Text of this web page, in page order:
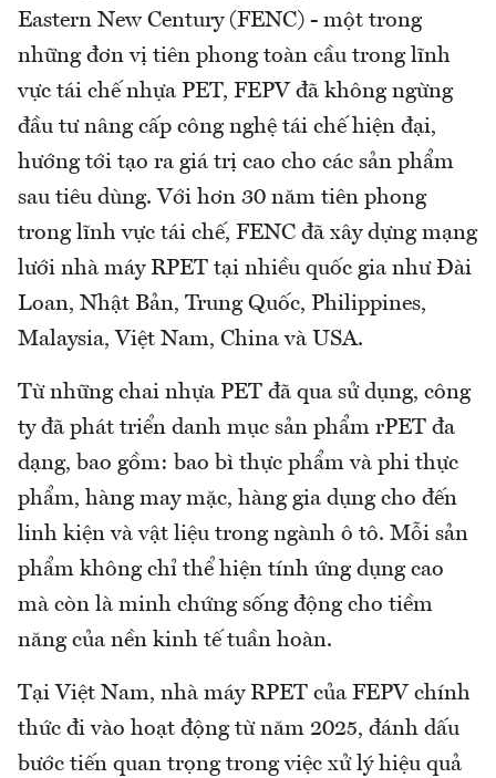
Eastern New Century (FENC) - một trong
những đơn vị tiên phong toàn cầu trong lĩnh
vực tái chế nhựa PET, FEPV đã không ngừng
đầu tư nâng cấp công nghệ tái chế hiện đại,
hướng tới tạo ra giá trị cao cho các sản phẩm
sau tiêu dùng. Với hơn 30 năm tiên phong
trong lĩnh vực tái chế, FENC đã xây dựng mạng
lưới nhà máy RPET tại nhiều quốc gia như Đài
Loan, Nhật Bản, Trung Quốc, Philippines,
Malaysia, Việt Nam, China và USA.
Từ những chai nhựa PET đã qua sử dụng, công
ty đã phát triển danh mục sản phẩm rPET đa
dạng, bao gồm: bao bì thực phẩm và phi thực
phẩm, hàng may mặc, hàng gia dụng cho đến
linh kiện và vật liệu trong ngành ô tô. Mỗi sản
phẩm không chỉ thể hiện tính ứng dụng cao
mà còn là minh chứng sống động cho tiềm
năng của nền kinh tế tuần hoàn.
Tại Việt Nam, nhà máy RPET của FEPV chính
thức đi vào hoạt động từ năm 2025, đánh dấu
bước tiến quan trọng trong việc xử lý hiệu quả